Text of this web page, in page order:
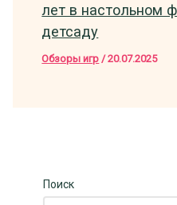
лет в настольном
детсаду
Обзоры игр /20.07.2025
Поиск